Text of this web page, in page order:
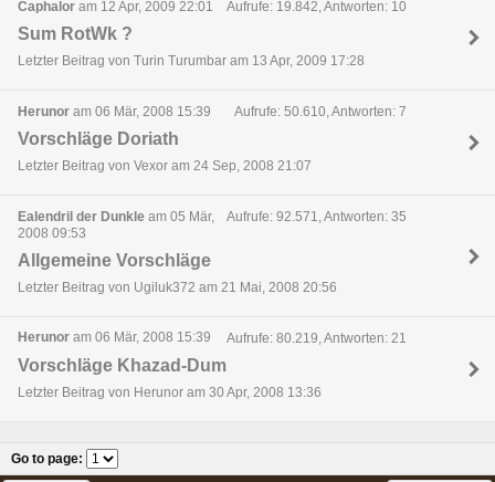
Caphalor am 12 Apr, 2009 22:01 Aufrufe: 19.842, Antworten: 10
Sum RotWk ?
Letzter Beitrag von Turin Turumbar am 13 Apr, 2009 17:28
Herunor am 06 Mär, 2008 15:39 Aufrufe: 50.610, Antworten: 7
Vorschläge Doriath
Letzter Beitrag von Vexor am 24 Sep, 2008 21:07
Ealendril der Dunkle am 05 Mär,
2008 09:53
Aufrufe: 92.571, Antworten: 35
Allgemeine Vorschläge
Letzter Beitrag von Ugiluk372 am 21 Mai, 2008 20:56
Herunor am 06 Mär, 2008 15:39 Aufrufe: 80.219, Antworten: 21
Vorschläge Khazad-Dum
Letzter Beitrag von Herunor am 30 Apr, 2008 13:36
Go to page: